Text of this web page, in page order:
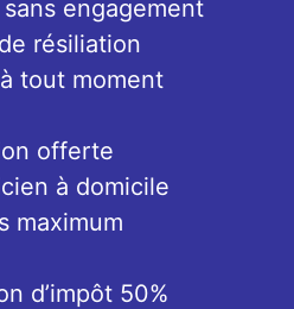
engagement
résiliation
tout moment
offerte
à domicile
maximum
d’impôt 50%